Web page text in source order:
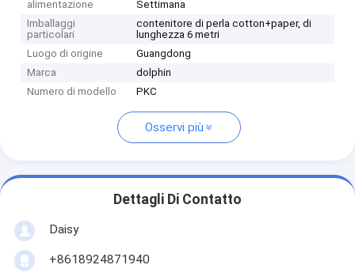
alimentazione
Settimana
Imballaggi
particolari
contenitore di perla cotton+paper, di
lunghezza 6 metri
Luogo di origine
Guangdong
Marca
dolphin
Numero di modello
PKC
Osservi più
Dettagli Di Contatto
Daisy
+8618924871940